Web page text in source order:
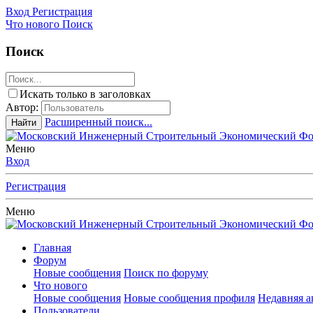
Вход Регистрация
Что нового Поиск
Поиск
Искать только в заголовках
Автор:
Найти Расширенный поиск...
Меню
Вход
Регистрация
Меню
Главная
Форум
Новые сообщения Поиск по форуму
Что нового
Новые сообщения Новые сообщения профиля Недавняя